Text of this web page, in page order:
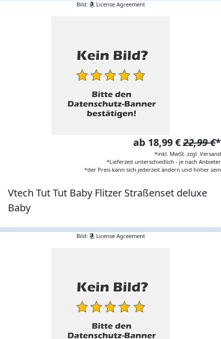
Bild: License Agreement
ab 18,99 €22,99 €*
*inkl. MwSt. zzgl. Versand
*Lieferzeit unterschiedlich - je nach Anbieter
*der Preis kann sich jederzeit ändern und höher sein
Vtech Tut Tut Baby Flitzer Straßenset deluxe
Baby
Bild: License Agreement